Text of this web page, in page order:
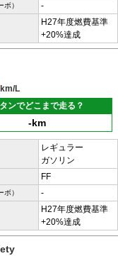
ボ） -
H27年度燃費基準
+20%達成
L
ンでどこまで走る？
-km
レギュラー
ガソリン
FF
ボ） -
H27年度燃費基準
+20%達成